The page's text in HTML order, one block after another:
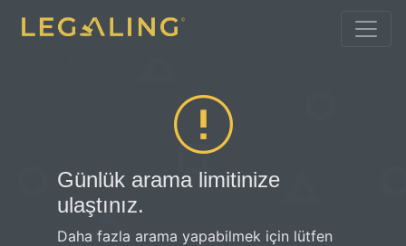
Günlük arama limitinize
ulaştınız.
Daha fazla arama yapabilmek için lütfen